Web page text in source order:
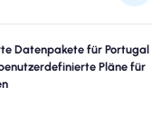
Datenpakete für Portugal
Pläne für
Aveiro oder irgendwo in
aus unseren Portugal eSIM -
Bedarf entworfen wurden,
Einige unserer eSIMS
Bitte überprüfen Sie